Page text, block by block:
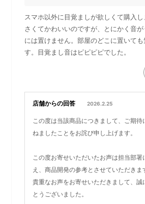
スマホ以外に目覚ましが欲しくて購入
さくてかわいいのですが、とにかく音
には置けません。部屋のどこに置いて
す。目覚まし音はピピピピでした。
店舗からの回答 2026.2.25
この度は当該商品につきまして、ご期待
ねましたことをお詫び申し上げます。
この度お寄せいただいたお声は担当部署
え、商品開発の参考とさせていただきま
貴重なお声をお寄せいただきまして、誠
とうございました。